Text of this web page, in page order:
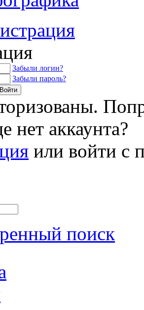
Забыли логин?
Забыли пароль?
нет аккаунта?
или войти с
поиск